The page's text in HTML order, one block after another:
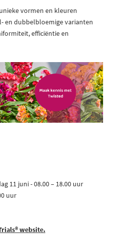
vormen en kleuren
en dubbelbloemige varianten
efficiëntie en
11 juni - 08.00 – 18.00 uur
uur
website.